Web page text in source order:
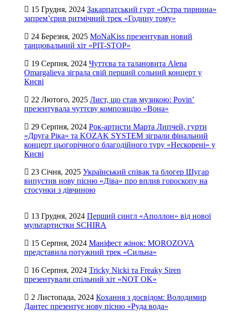
15 Грудня, 2024 Закарпатський гурт «Остра тирнина»
запрем’єрив ритмічний трек «Годину тому»
24 Березня, 2025 MoNaKiss презентував новий
танцювальний хіт «PIT-STOP»
19 Серпня, 2024 Чуттєва та талановита Alena
Omargalieva зіграла свій перший сольний концерт у
Києві
22 Лютого, 2025 Лист, що став музикою: Povin’
презентувала чуттєву композицію «Вона»
29 Серпня, 2024 Рок-артисти Марта Липчей, гурти
«Друга Ріка» та KOZAK SYSTEM зіграли фінальний
концерт цьогорічного благодійного туру «Нескорені» у
Києві
23 Січня, 2025 Український співак та блогер Шугар
випустив нову пісню «Діва» про вплив гороскопу на
стосунки з дівчиною
13 Грудня, 2024 Перший сингл «Аполлон» від нової
мультартистки SCHIRA
15 Серпня, 2024 Маніфест жінок: MOROZOVA
представила потужний трек «Сильна»
16 Серпня, 2024 Tricky Nicki та Freaky Siren
презентували спільний хіт «NOT OK»
2 Листопада, 2024 Кохання з досвідом: Володимир
Дантес презентує нову пісню «Руда вода»